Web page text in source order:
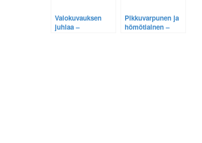
Valokuvauksen
juhlaa –
Pikkuvarpunen ja
hömötiainen –